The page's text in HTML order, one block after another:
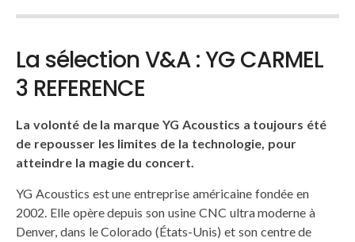
La sélection V&A : YG CARMEL
3 REFERENCE
La volonté de la marque YG Acoustics a toujours été
de repousser les limites de la technologie, pour
atteindre la magie du concert.
YG Acoustics est une entreprise américaine fondée en
2002. Elle opère depuis son usine CNC ultra moderne à
Denver, dans le Colorado (États-Unis) et son centre de